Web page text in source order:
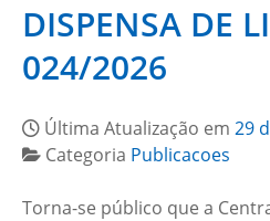
DISPENSA DE
024/2026
Última Atualização em 29
Categoria Publicacoes
Torna-se público que a